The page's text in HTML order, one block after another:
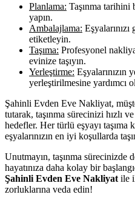
Planlama: Taşınma tarihini
yapın.
Ambalajlama:
etiketleyin.
Taşıma: Profesyonel
evinize taşıyın.
Yerleştirme: Eşyalarınızın
yerleştirilmesine yardımcı
Şahinli Evden Eve Nakliyat,
tutarak, taşınma sürecinizi hızlı
hedefler. Her türlü eşyayı taşıma
eşyalarınızın en iyi koşullarda
Unutmayın, taşınma sürecinizde
hayatınıza daha kolay bir
Şahinli Evden Eve Nakliyat ile
zorluklarına veda edin!